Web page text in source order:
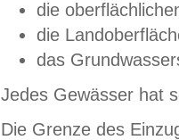
die
die
das
Jedes Gewässer hat
Die Grenze des